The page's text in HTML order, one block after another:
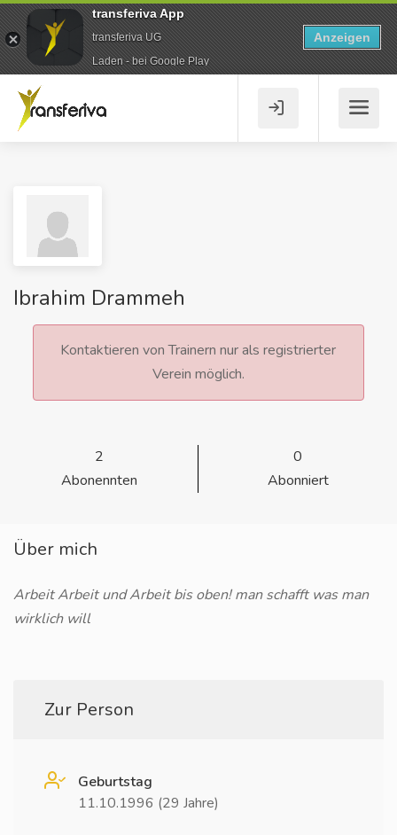
Ibrahim Drammeh
Kontaktieren von Trainern nur als registrierter
Verein möglich.
2
Abonennten
0
Abonniert
Über mich
Arbeit Arbeit und Arbeit bis oben! man schafft was man
wirklich will
Zur Person
Geburtstag
11.10.1996 (29 Jahre)
transferiva App
transferiva UG
Laden - bei Google Play
Anzeigen